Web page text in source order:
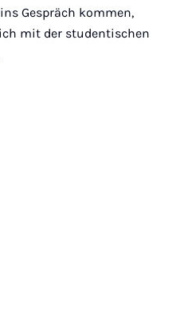
Gespräch kommen,
mit der studentischen